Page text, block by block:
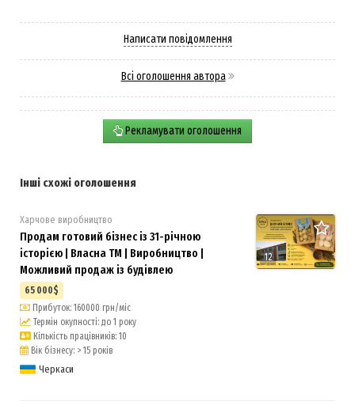
Написати повідомлення
Всі оголошення автора
Рекламувати оголошення
Інші схожі оголошення
12
Харчове виробництво
Продам готовий бізнес із 31-річною
історією | Власна ТМ | Виробництво |
Можливий продаж із будівлею
65 000$
Прибуток: 160000 грн/міс
Термін окупності: до 1 року
Кількість працівників: 10
Вік бізнесу: > 15 років
Черкаси